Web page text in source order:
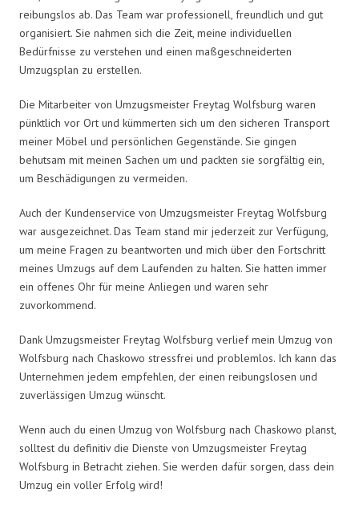
reibungslos ab. Das Team war professionell, freundlich und gut
organisiert. Sie nahmen sich die Zeit, meine individuellen
Bedürfnisse zu verstehen und einen maßgeschneiderten
Umzugsplan zu erstellen.
Die Mitarbeiter von Umzugsmeister Freytag Wolfsburg waren
pünktlich vor Ort und kümmerten sich um den sicheren Transport
meiner Möbel und persönlichen Gegenstände. Sie gingen
behutsam mit meinen Sachen um und packten sie sorgfältig ein,
um Beschädigungen zu vermeiden.
Auch der Kundenservice von Umzugsmeister Freytag Wolfsburg
war ausgezeichnet. Das Team stand mir jederzeit zur Verfügung,
um meine Fragen zu beantworten und mich über den Fortschritt
meines Umzugs auf dem Laufenden zu halten. Sie hatten immer
ein offenes Ohr für meine Anliegen und waren sehr
zuvorkommend.
Dank Umzugsmeister Freytag Wolfsburg verlief mein Umzug von
Wolfsburg nach Chaskowo stressfrei und problemlos. Ich kann das
Unternehmen jedem empfehlen, der einen reibungslosen und
zuverlässigen Umzug wünscht.
Wenn auch du einen Umzug von Wolfsburg nach Chaskowo planst,
solltest du definitiv die Dienste von Umzugsmeister Freytag
Wolfsburg in Betracht ziehen. Sie werden dafür sorgen, dass dein
Umzug ein voller Erfolg wird!